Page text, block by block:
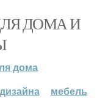
ДОМА И
дома
мебель